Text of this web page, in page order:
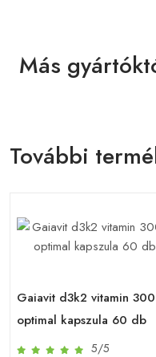
Más
További
Gaiavit d3k2 vitamin
optimal kapszula 60 db
5/5